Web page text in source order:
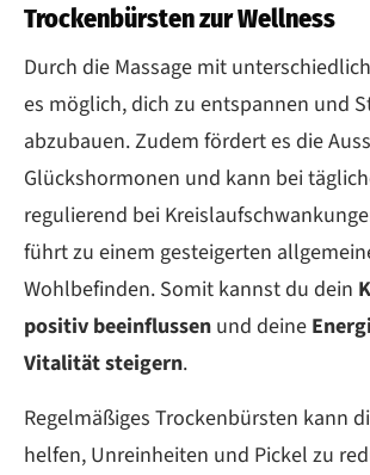
Trockenbürsten zur Wellness
Durch die Massage mit
es möglich, dich zu entspannen und
abzubauen. Zudem fördert es die
Glückshormonen und kann bei
regulierend bei
führt zu einem gesteigerten
Wohlbefinden. Somit kannst du dein
positiv beeinflussen und deine
Vitalität steigern.
Regelmäßiges Trockenbürsten kann
helfen, Unreinheiten und Pickel zu